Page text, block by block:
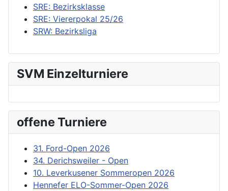
SRE: Bezirksklasse
SRE: Viererpokal 25/26
SRW: Bezirksliga
SVM Einzelturniere
offene Turniere
31. Ford-Open 2026
34. Derichsweiler - Open
10. Leverkusener Sommeropen 2026
Hennefer ELO-Sommer-Open 2026